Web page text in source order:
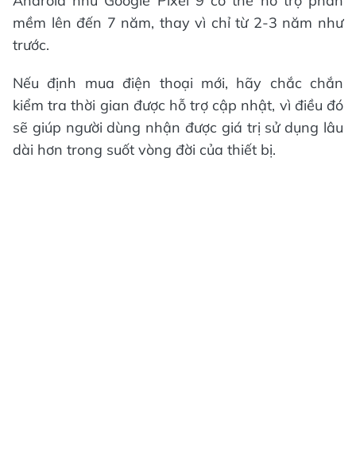
mềm lên đến 7 năm, thay vì chỉ từ 2-3 năm như
trước.
Nếu định mua điện thoại mới, hãy chắc chắn
kiểm tra thời gian được hỗ trợ cập nhật, vì điều đó
sẽ giúp người dùng nhận được giá trị sử dụng lâu
dài hơn trong suốt vòng đời của thiết bị.